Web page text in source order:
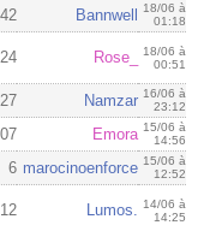
Bannwell
18/06 à
01:18
24 Rose_
18/06 à
00:51
27 Namzar 16/06 à
23:12
Emora 15/06 à
14:56
6 marocinoenforce 15/06 à
12:52
12 Lumos. 14/06 à
14:25